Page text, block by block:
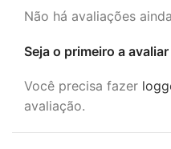
Não há avaliações
Seja o primeiro a
Você precisa fazer
avaliação.